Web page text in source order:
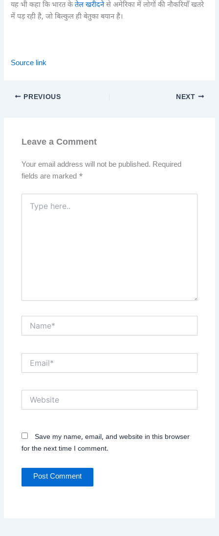
यह भी कहा कि भारत केतेल खरीदनेसे अमेरिका में लोगों की नौकरियाँ खतरे
में पड़ रही है, जो बिल्कुल ही बेतुका बयान है।
Source link
PREVIOUS NEXT
Leave a Comment
Your email address will not be published. Required
fields are marked *
here..
Save my name, email, and website in this browser
for the next time I comment.